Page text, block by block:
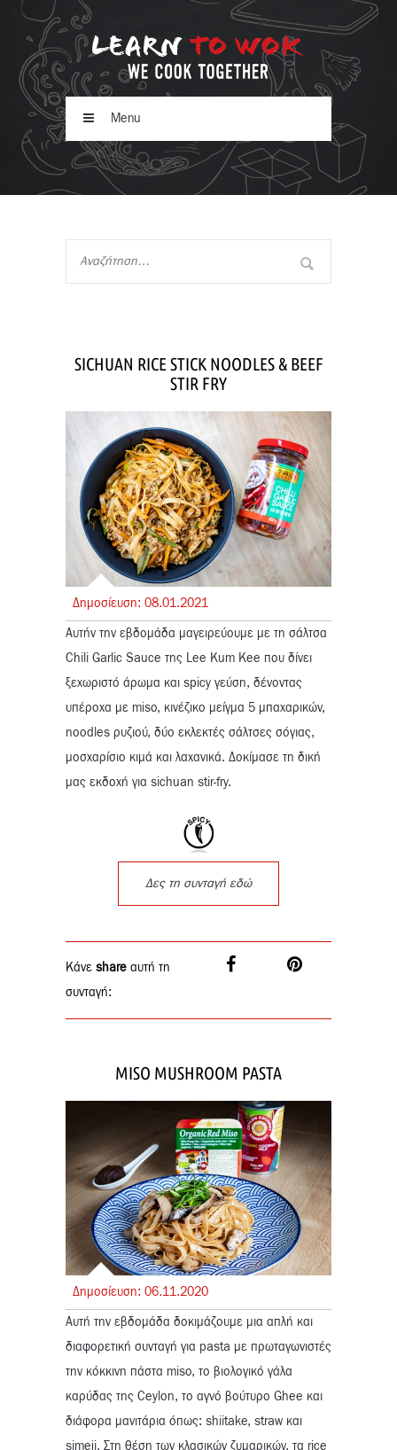
Menu
SICHUAN RICE STICK NOODLES & BEEF
STIR FRY
Δημοσίευση: 08.01.2021
Αυτήν την εβδομάδα μαγειρεύουμε με τη σάλτσα
Chili Garlic Sauce της Lee Kum Kee που δίνει
ξεχωριστό άρωμα και spicy γεύση, δένοντας
υπέροχα με miso, κινέζικο μείγμα 5 μπαχαρικών,
noodles ρυζιού, δύο εκλεκτές σάλτσες σόγιας,
μοσχαρίσιο κιμά και λαχανικά. Δοκίμασε τη δική
μας εκδοχή για sichuan stir-fry.
Δες τη συνταγή εδώ
Κάνε share αυτή τη
συνταγή:
MISO MUSHROOM PASTA
Δημοσίευση: 06.11.2020
Αυτή την εβδομάδα δοκιμάζουμε μια απλή και
διαφορετική συνταγή για pasta με πρωταγωνιστές
την κόκκινη πάστα miso, το βιολογικό γάλα
καρύδας της Ceylon, το αγνό βούτυρο Ghee και
διάφορα μανιτάρια όπως: shiitake, straw και
simeji. Στη θέση των κλασικών ζυμαρικών, τα rice